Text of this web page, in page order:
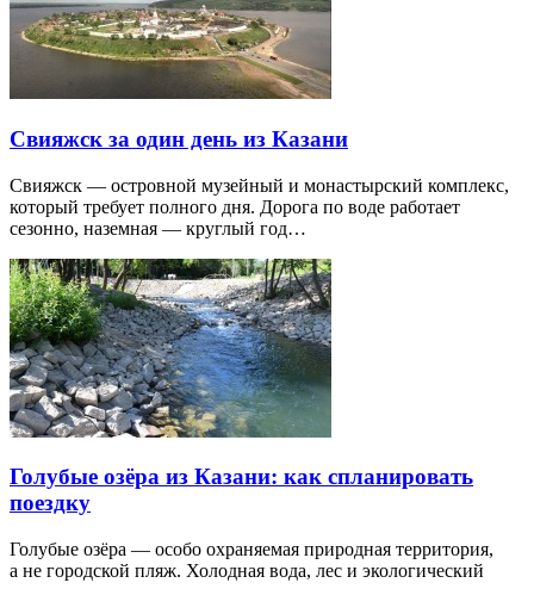
Свияжск за один день из Казани
Свияжск — островной музейный и монастырский комплекс,
который требует полного дня. Дорога по воде работает
сезонно, наземная — круглый год…
Голубые озёра из Казани: как спланировать
поездку
Голубые озёра — особо охраняемая природная территория,
а не городской пляж. Холодная вода, лес и экологический